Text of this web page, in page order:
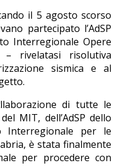
il 5 agosto scorso
partecipato l’AdSP
Interregionale Opere
– rivelatasi risolutiva
sismica e al
di tutte le
MIT, dell’AdSP dello
Interregionale per le
è stata finalmente
per procedere con